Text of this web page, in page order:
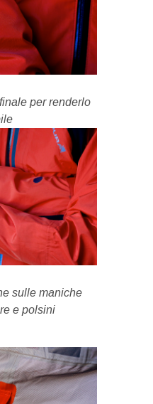
per renderlo
sulle maniche
e polsini